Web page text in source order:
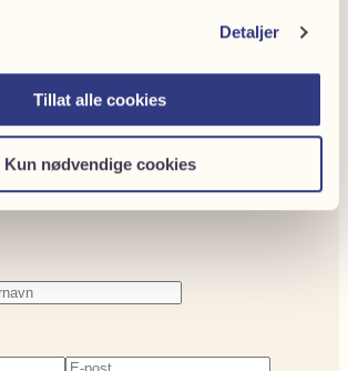
Detaljer
Tillat alle cookies
Kun nødvendige cookies
med en avskjed?
under, så tar vi kontakt.
E-